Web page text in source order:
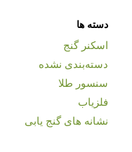
دسته ها
اسکنر گنج
دسته‌بندی نشده
سنسور طلا
فلزیاب
نشانه های گنج یابی